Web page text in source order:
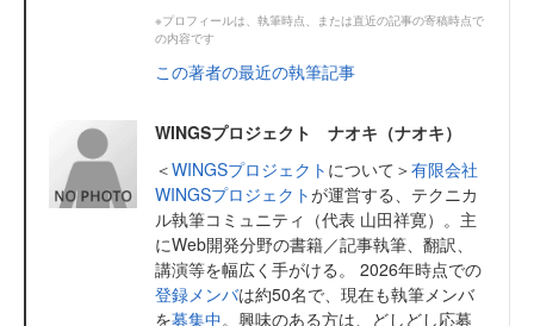
※プロフィールは、執筆時点、または直近の記事の寄稿時点で
の内容です
この著者の最近の執筆記事
WINGSプロジェクト ナオキ（ナオキ）
＜WINGSプロジェクト について＞有限会社
WINGSプロジェクトが運営する、テクニカ
ル執筆コミュニティ（代表 山田祥寛）。主
にWeb開発分野の書籍／記事執筆、翻訳、
講演等を幅広く手がける。 2026年時点での
登録メンバは約50名で、現在も執筆メンバ
を募集中。興味のある方は、どしどし応募